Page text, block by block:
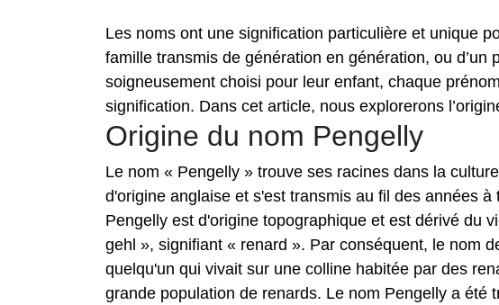
Les noms ont une signification particulière et unique
famille transmis de génération en génération, ou d’un
soigneusement choisi pour leur enfant, chaque
signification. Dans cet article, nous explorerons
Origine du nom Pengelly
Le nom « Pengelly » trouve ses racines dans la
d'origine anglaise et s'est transmis au fil des années
Pengelly est d'origine topographique et est dérivé du
gehl », signifiant « renard ». Par conséquent, le nom
quelqu'un qui vivait sur une colline habitée par des
grande population de renards. Le nom Pengelly a été